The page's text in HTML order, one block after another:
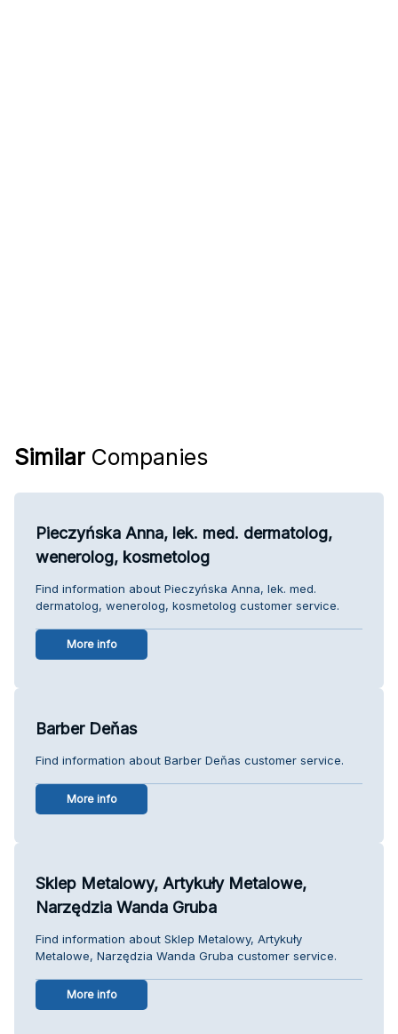
Similar Companies
Pieczyńska Anna, lek. med. dermatolog,
wenerolog, kosmetolog
Find information about Pieczyńska Anna, lek. med.
dermatolog, wenerolog, kosmetolog customer service.
More info
Barber Deňas
Find information about Barber Deňas customer service.
More info
Sklep Metalowy, Artykuły Metalowe,
Narzędzia Wanda Gruba
Find information about Sklep Metalowy, Artykuły
Metalowe, Narzędzia Wanda Gruba customer service.
More info